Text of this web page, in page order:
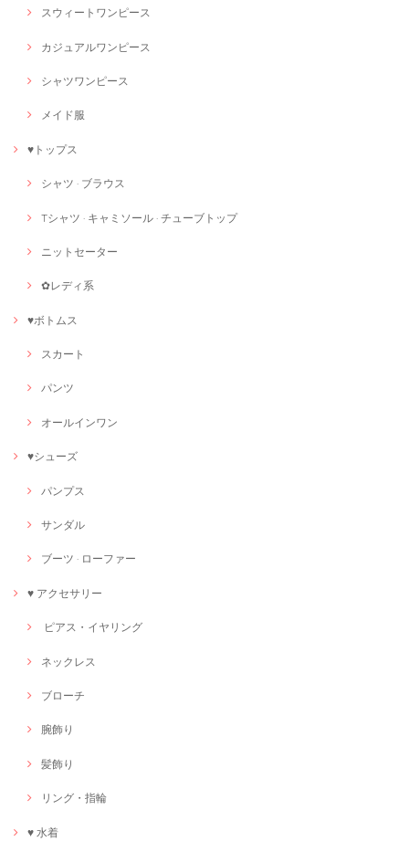
スウィートワンピース
カジュアルワンピース
シャツワンピース
メイド服
♥トップス
シャツ · ブラウス
Tシャツ · キャミソール · チューブトップ
ニットセーター
✿レディ系
♥ボトムス
スカート
パンツ
オールインワン
♥シューズ
パンプス
サンダル
ブーツ · ローファー
♥ アクセサリー
ピアス・イヤリング
ネックレス
ブローチ
腕飾り
髪飾り
リング・指輪
♥ 水着